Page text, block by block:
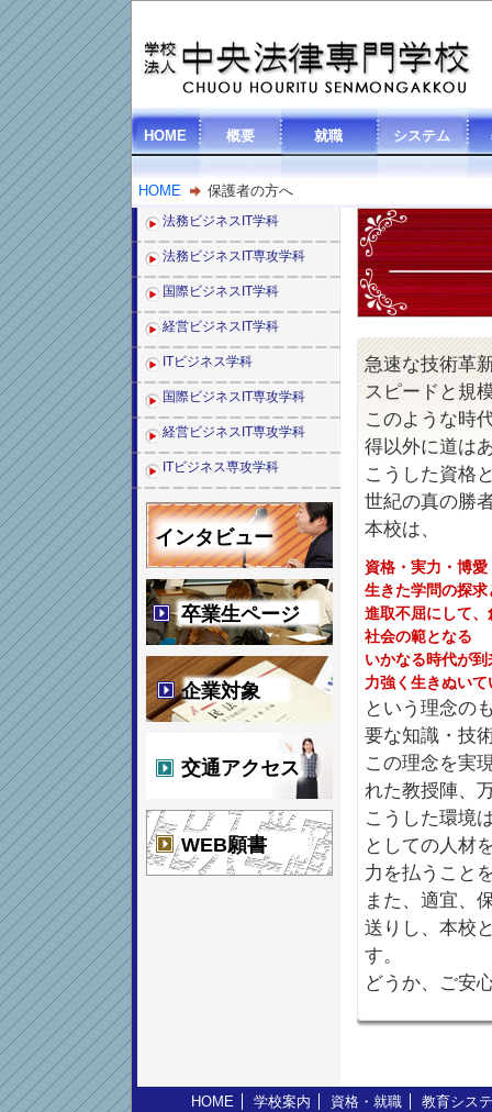
HOME 概要 就職 システム
HOME 保護者の方へ
急速な技術革
スピードと規
このような時
得以外に道は
こうした資格
世紀の真の勝
本校は、
資格・実力・博愛
生きた学問の探求
進取不屈にして
社会の範となる
いかなる時代が
力強く生きぬい
という理念の
要な知識・技
この理念を実
れた教授陣、
こうした環境
としての人材
力を払うこと
また、適宜、
送りし、本校
す。
どうか、ご安
法務ビジネスIT学科
法務ビジネスIT専攻学科
国際ビジネスIT学科
経営ビジネスIT学科
ITビジネス学科
国際ビジネスIT専攻学科
経営ビジネスIT専攻学科
ITビジネス専攻学科
インタビュー
卒業生ページ
企業対象
交通アクセス
WEB願書
HOME 学校案内 資格・就職 教育シス